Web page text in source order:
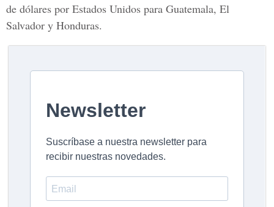
de dólares por Estados Unidos para Guatemala, El
Salvador y Honduras.